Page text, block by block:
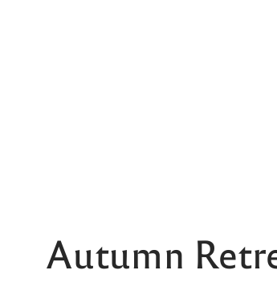
Autumn